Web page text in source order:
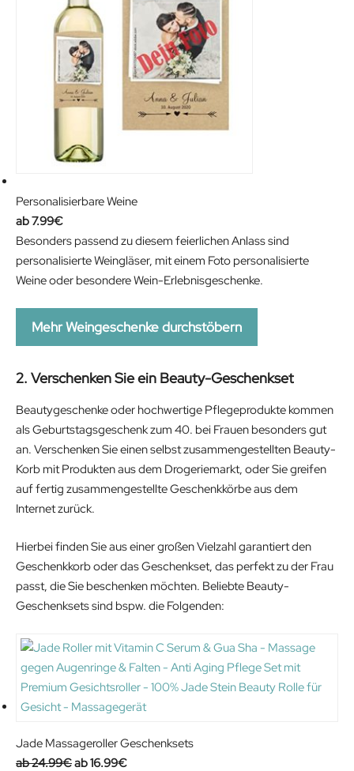
Personalisierbare Weine
7.99€
Besonders passend zu diesem feierlichen Anlass sind
personalisierte Weingläser, mit einem Foto personalisierte
Weine oder besondere Wein-Erlebnisgeschenke.
Mehr Weingeschenke durchstöbern
2. Verschenken Sie ein Beauty-Geschenkset
Beautygeschenke oder hochwertige Pflegeprodukte kommen
als Geburtstagsgeschenk zum 40. bei Frauen besonders gut
an. Verschenken Sie einen selbst zusammengestellten Beauty-
Korb mit Produkten aus dem Drogeriemarkt, oder Sie greifen
auf fertig zusammengestellte Geschenkkörbe aus dem
Internet zurück.
Hierbei finden Sie aus einer großen Vielzahl garantiert den
Geschenkkorb oder das Geschenkset, das perfekt zu der Frau
passt, die Sie beschenken möchten. Beliebte Beauty-
Geschenksets sind bspw. die Folgenden:
Jade Massageroller Geschenksets
24.99€O 16.99€C